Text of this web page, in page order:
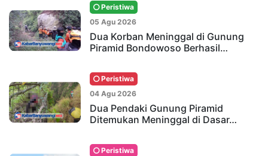
Peristiwa
05 Agu 2026
Dua Korban Meninggal di Gunung
Piramid Bondowoso Berhasil…
Peristiwa
04 Agu 2026
Dua Pendaki Gunung Piramid
Ditemukan Meninggal di Dasar…
Peristiwa